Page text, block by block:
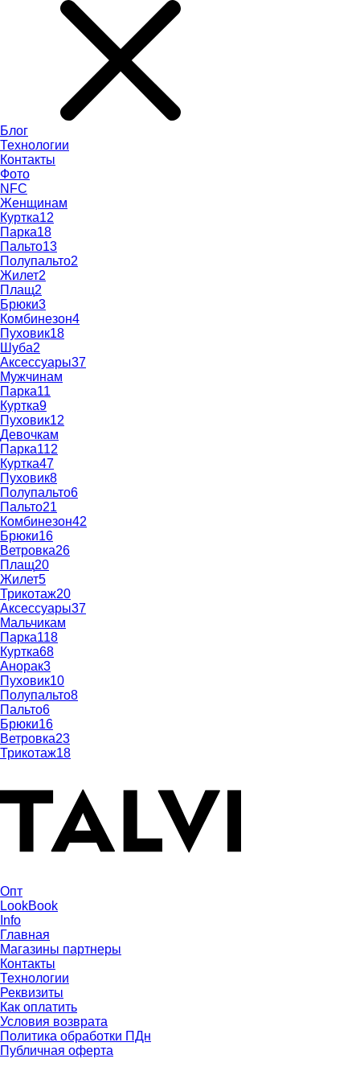
Блог
Технологии
Контакты
Фото
NFC
Женщинам
Куртка12
Парка18
Пальто13
Полупальто2
Жилет2
Плащ2
Брюки3
Комбинезон4
Пуховик18
Шуба2
Аксессуары37
Мужчинам
Парка11
Куртка9
Пуховик12
Девочкам
Парка112
Куртка47
Пуховик8
Полупальто6
Пальто21
Комбинезон42
Брюки16
Ветровка26
Плащ20
Жилет5
Трикотаж20
Аксессуары37
Мальчикам
Парка118
Куртка68
Анорак3
Пуховик10
Полупальто8
Пальто6
Брюки16
Ветровка23
Трикотаж18
Опт
LookBook
Info
Главная
Магазины партнеры
Контакты
Технологии
Реквизиты
Как оплатить
Условия возврата
Политика обработки ПДн
Публичная оферта